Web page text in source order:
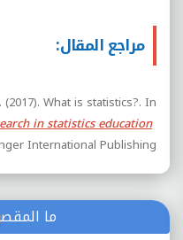
مراجع المقال:
(2017). What is statistics?. In
in statistics education
International Publishing.‏
ما